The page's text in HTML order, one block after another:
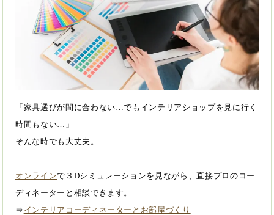
「家具選びが間に合わない…でもインテリアショップを見に行く
時間もない…」
そんな時でも大丈夫。
オンラインで３Dシミュレーションを見ながら、直接プロのコー
ディネーターと相談できます。
⇒ インテリアコーディネーターとお部屋づくり